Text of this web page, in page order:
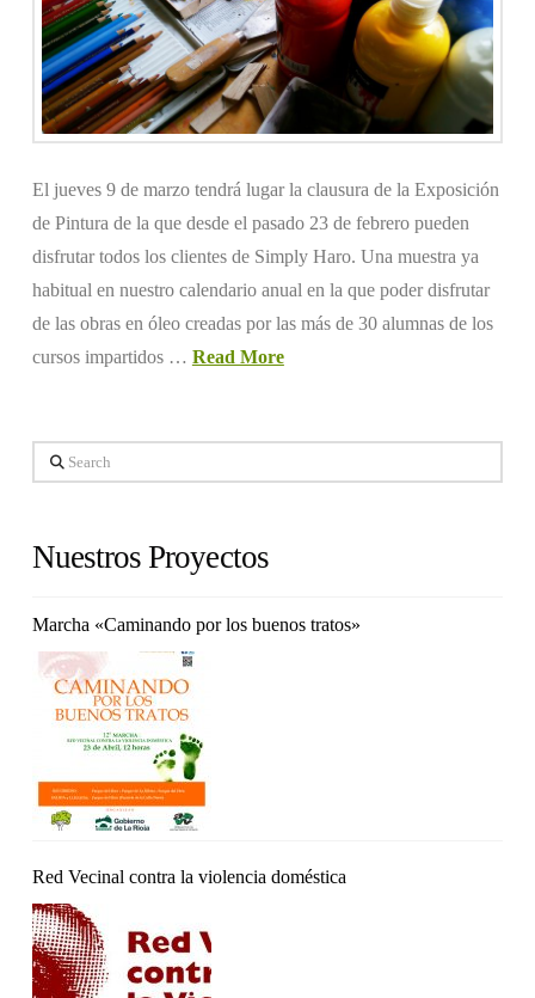
El jueves 9 de marzo tendrá lugar la clausura de la Exposición
de Pintura de la que desde el pasado 23 de febrero pueden
disfrutar todos los clientes de Simply Haro. Una muestra ya
habitual en nuestro calendario anual en la que poder disfrutar
de las obras en óleo creadas por las más de 30 alumnas de los
cursos impartidos … Read More
Search
Nuestros Proyectos
Marcha «Caminando por los buenos tratos»
Red Vecinal contra la violencia doméstica